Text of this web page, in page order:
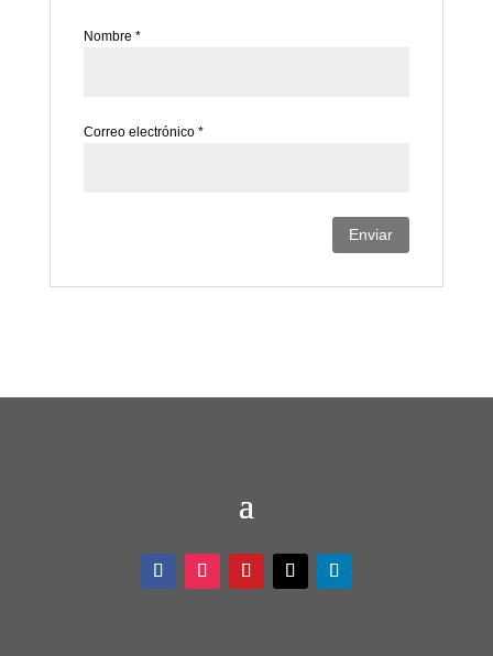
Nombre *
Correo electrónico *